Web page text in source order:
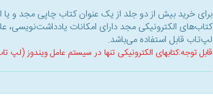
برای خرید بیش از دو جلد از یک عنوان کتاب‌ چاپی مجد و
کتاب‌های الکترونیکی مجد دارای امکانات
لپ‌تاب قابل استفاده می‌باشد.
قابل توجه:کتابهای الکترونیکی تنها در سیستم عامل ویندوز